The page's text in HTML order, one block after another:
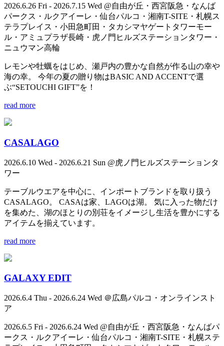
2026.6.26 Fri - 2026.7.15 Wed @自由が丘・西宮阪急・なんば
パークス・ルクアイーレ・仙台パルコ・湘南T-SITE・札幌ス
テラプレイス・小田急町田・タカシマヤゲートタワーモー
ル・アミュプラザ長崎・虎ノ門ヒルズステーションタワー・
ニュウマン高輪
レモンや牡蠣をはじめ、瀬戸内の豊かな自然が作る山の幸や
海の幸。 今年の夏の贈り物はBASIC AND ACCENTで選
ぶ“SETOUCHI GIFT”を！
read more
CASALAGO
2026.6.10 Wed - 2026.6.21 Sun @虎ノ門ヒルズステーションタ
ワー
テーブルウエアを中心に、インポートブランドを取り扱う
CASALAGO。 CASAは家、LAGOは湖。 気に入った物だけ
を集めた、湖のほとりの別荘をイメージし生活を豊かにする
アイテムを揃えています。
read more
GALAXY EDIT
2026.6.4 Thu - 2026.6.24 Wed ＠広島パルコ・オンラインスト
ア
2026.6.5 Fri - 2026.6.24 Wed @自由が丘・西宮阪急・なんばパ
ークス・ルクアイーレ・仙台パルコ・湘南T-SITE・札幌ステ